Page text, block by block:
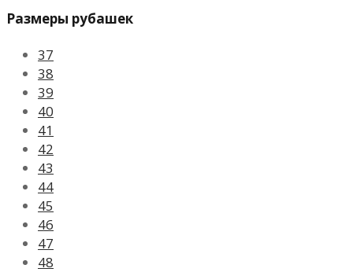
Размеры рубашек
37
38
39
40
41
42
43
44
45
46
47
48